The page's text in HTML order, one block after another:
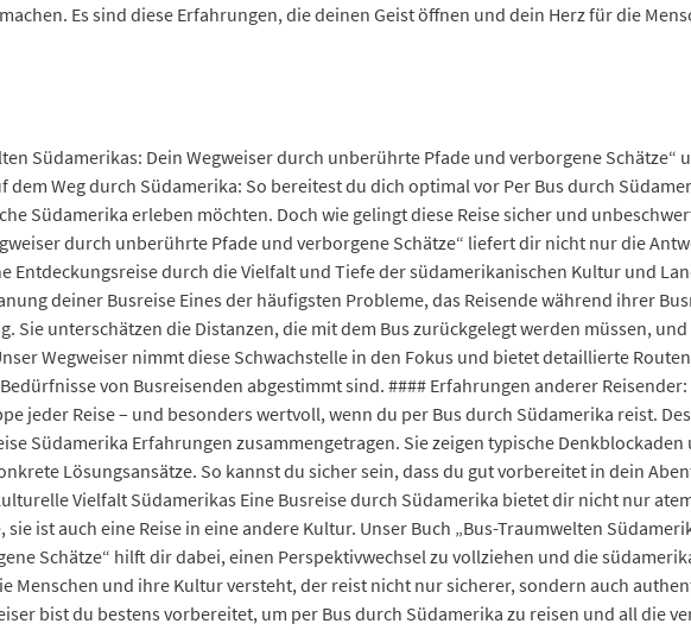
Es sind diese Erfahrungen, die deinen Geist öffnen und dein Herz für die
Südamerikas: Dein Wegweiser durch unberührte Pfade und verborgene Schätze“
dem Weg durch Südamerika: So bereitest du dich optimal vor Per Bus durch
Südamerika erleben möchten. Doch wie gelingt diese Reise sicher und
durch unberührte Pfade und verborgene Schätze“ liefert dir nicht nur die
Entdeckungsreise durch die Vielfalt und Tiefe der südamerikanischen Kultur und
deiner Busreise Eines der häufigsten Probleme, das Reisende während ihrer
Sie unterschätzen die Distanzen, die mit dem Bus zurückgelegt werden müssen,
Wegweiser nimmt diese Schwachstelle in den Fokus und bietet detaillierte
von Busreisenden abgestimmt sind. #### Erfahrungen anderer
jeder Reise – und besonders wertvoll, wenn du per Bus durch Südamerika reist.
Südamerika Erfahrungen zusammengetragen. Sie zeigen typische Denkblockaden
Lösungsansätze. So kannst du sicher sein, dass du gut vorbereitet in dein
Vielfalt Südamerikas Eine Busreise durch Südamerika bietet dir nicht nur
ist auch eine Reise in eine andere Kultur. Unser Buch „Bus-Traumwelten
Schätze“ hilft dir dabei, einen Perspektivwechsel zu vollziehen und die
Menschen und ihre Kultur versteht, der reist nicht nur sicherer, sondern auch
bist du bestens vorbereitet, um per Bus durch Südamerika zu reisen und all die